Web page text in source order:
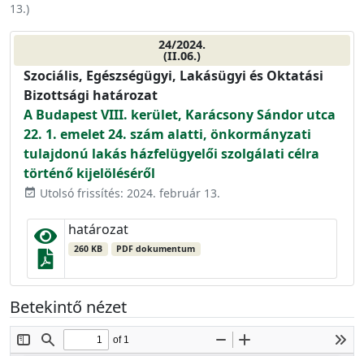
13.)
24/2024.
(II.06.)
Szociális, Egészségügyi, Lakásügyi és Oktatási
Bizottsági határozat
A Budapest VIII. kerület, Karácsony Sándor utca
22. 1. emelet 24. szám alatti, önkormányzati
tulajdonú lakás házfelügyelői szolgálati célra
történő kijelöléséről
event_available Utolsó frissítés: 2024. február 13.
határozat
260 KB PDF dokumentum
Betekintő nézet